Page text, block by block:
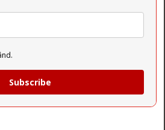
Subscribe